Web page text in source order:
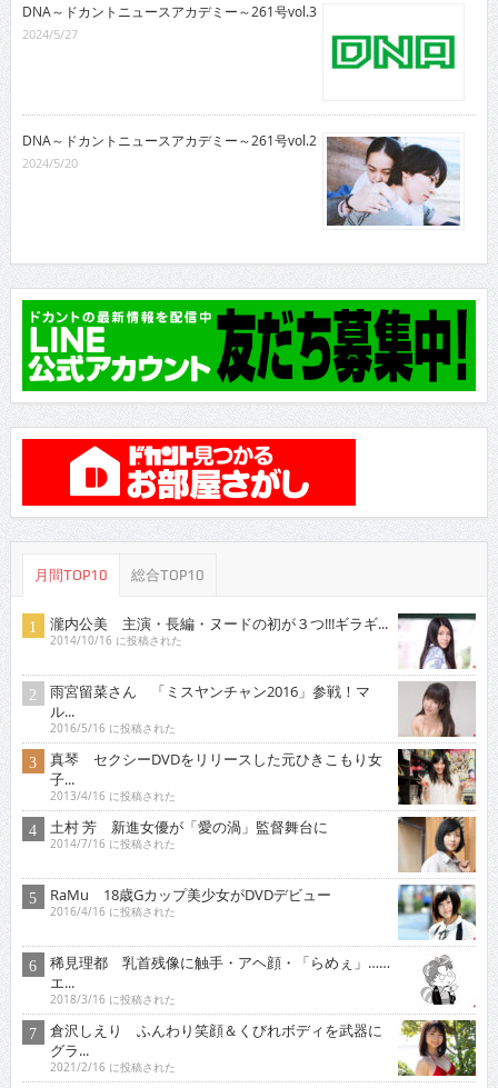
DNA～ドカントニュースアカデミー～261号vol.3
2024/5/27
DNA～ドカントニュースアカデミー～261号vol.2
2024/5/20
月間TOP10 総合TOP10
瀧内公美 主演・長編・ヌードの初が３つ!!!ギラギ...
2014/10/16 に投稿された
雨宮留菜さん 「ミスヤンチャン2016」参戦！マ
ル...
2016/5/16 に投稿された
真琴 セクシーDVDをリリースした元ひきこもり女
子...
2013/4/16 に投稿された
土村 芳 新進女優が「愛の渦」監督舞台に
2014/7/16 に投稿された
RaMu 18歳Gカップ美少女がDVDデビュー
2016/4/16 に投稿された
稀見理都 乳首残像に触手・アヘ顔・「らめぇ」……
エ...
2018/3/16 に投稿された
倉沢しえり ふんわり笑顔＆くびれボディを武器に
グラ...
2021/2/16 に投稿された